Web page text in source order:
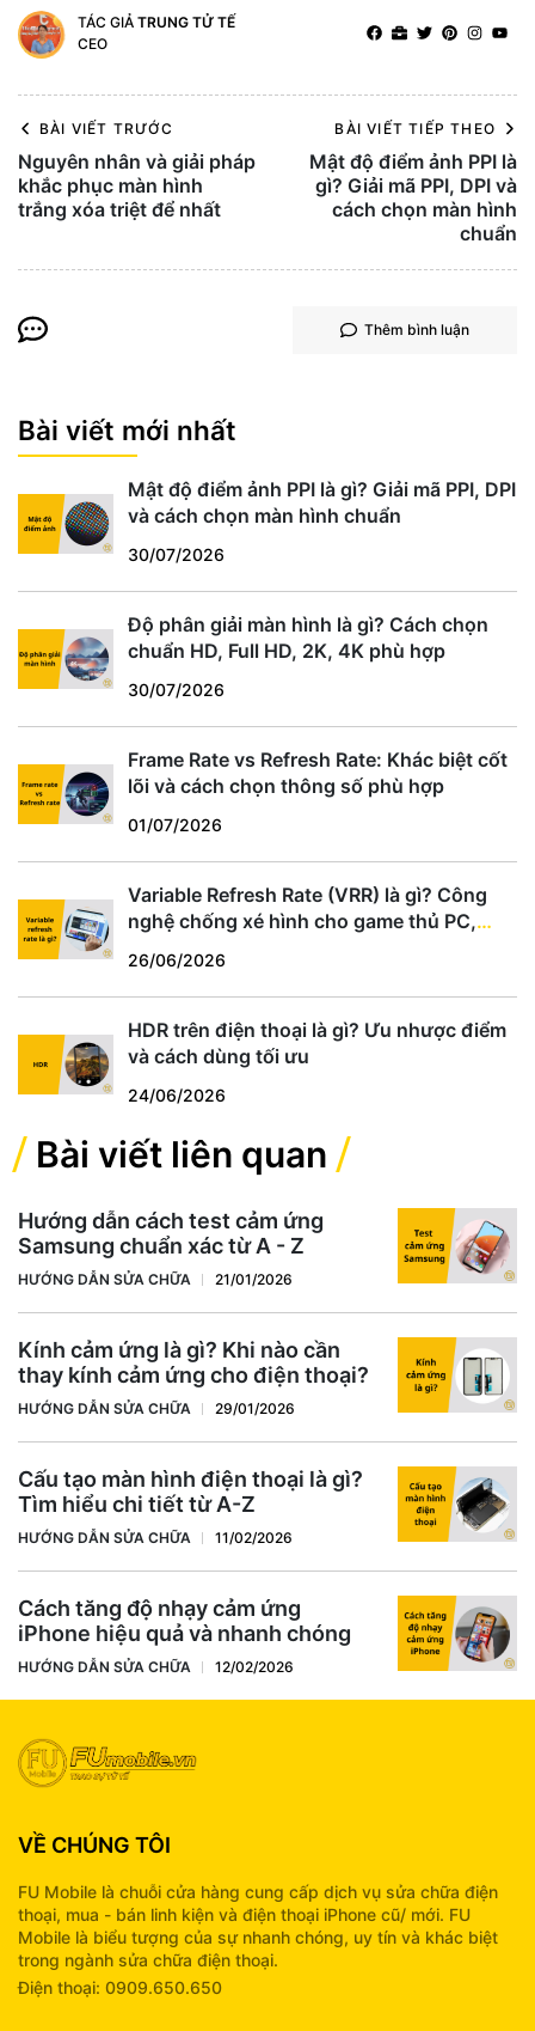
TÁC GIẢ TRUNG TỬ TẾ
CEO
BÀI VIẾT TRƯỚC
Nguyên nhân và giải pháp
khắc phục màn hình
trắng xóa triệt để nhất
BÀI VIẾT TIẾP THEO
Mật độ điểm ảnh PPI là
gì? Giải mã PPI, DPI và
cách chọn màn hình
chuẩn
Thêm bình luận
Bài viết mới nhất
Mật độ điểm ảnh PPI là gì? Giải mã PPI, DPI
và cách chọn màn hình chuẩn
30/07/2026
Độ phân giải màn hình là gì? Cách chọn
chuẩn HD, Full HD, 2K, 4K phù hợp
30/07/2026
Frame Rate vs Refresh Rate: Khác biệt cốt
lõi và cách chọn thông số phù hợp
01/07/2026
Variable Refresh Rate (VRR) là gì? Công
nghệ chống xé hình cho game thủ PC,
PS5, Xbox
26/06/2026
HDR trên điện thoại là gì? Ưu nhược điểm
và cách dùng tối ưu
24/06/2026
Bài viết liên quan
Hướng dẫn cách test cảm ứng
Samsung chuẩn xác từ A - Z
HƯỚNG DẪN SỬA CHỮA 21/01/2026
Kính cảm ứng là gì? Khi nào cần
thay kính cảm ứng cho điện thoại?
HƯỚNG DẪN SỬA CHỮA 29/01/2026
Cấu tạo màn hình điện thoại là gì?
Tìm hiểu chi tiết từ A-Z
HƯỚNG DẪN SỬA CHỮA 11/02/2026
Cách tăng độ nhạy cảm ứng
iPhone hiệu quả và nhanh chóng
HƯỚNG DẪN SỬA CHỮA 12/02/2026
VỀ CHÚNG TÔI
FU Mobile là chuỗi cửa hàng cung cấp dịch vụ sửa chữa điện
thoại, mua - bán linh kiện và điện thoại iPhone cũ/ mới. FU
Mobile là biểu tượng của sự nhanh chóng, uy tín và khác biệt
trong ngành sửa chữa điện thoại.
Điện thoại: 0909.650.650